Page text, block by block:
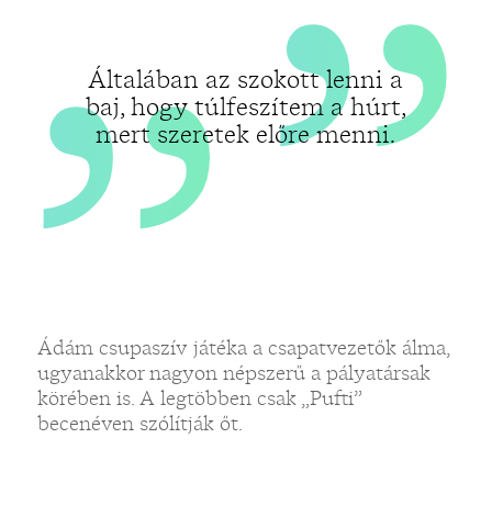
Általában az szokott lenni a
baj, hogy túlfeszítem a húrt,
mert szeretek előre menni.
Ádám csupaszív játéka a csapatvezetők álma,
ugyanakkor nagyon népszerű a pályatársak
körében is. A legtöbben csak „Pufti”
becenéven szólítják őt.